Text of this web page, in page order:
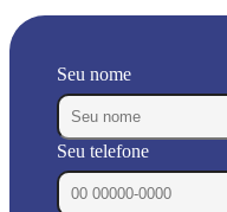
Seu nome
Seu telefone